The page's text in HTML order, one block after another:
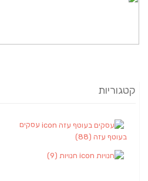
קטגוריות
עסקים
בעוטף עזה (88)
חנויות (9)